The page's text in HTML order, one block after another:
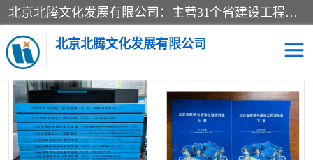
北京北腾文化发展有限公司：主营31个省建设工程预算书,工程预算软件,工程计价依据,工程造价定额,工程量清单计价定额,建设工程量消耗量定额,各行业工程预算定额,铁路定额,电力定额,矿山定额,*,黄金定额,钢铁企业检修定额,中石化安装检修定额,煤矿图书,医院书籍等.诚信的经营，在发展的同时公司不忘不断总结不断优化为客户的服务，和一如既往的热情赢得了新老客户的极高评价及青睐。
北京北腾文化发展有限公司
当前位置：首页>供应商机>江苏省建设工程计价定额
江苏省建设工程计价定额的供应产品
医院图书 预算定额
电力图书 煤矿图书